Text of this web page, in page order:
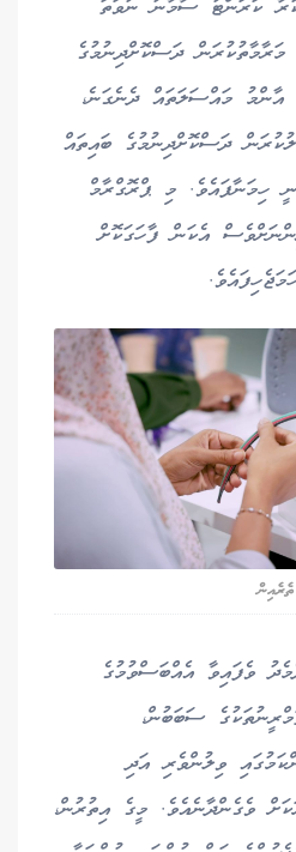
ކަރަންޓު ސާމާނު ނުވަތަ
ދަސްކޮށްދިނުމުގެ
މައްސަލަތައް ދެނެގަނެ،
ދަސްކޮށްދިނުމުގެ ބައިތައް
ހިމަނާފައެވެ. މި ޕްރޮގްރާމް
އެކަން ފާހަގަކޮށް
ވެފައިވާ އެއްބަސްވުމުގެ
ސަބަބުން،
ވިލުންވެރި އަދި
ވެގެންދާނެއެވެ. މީގެ އިތުރުން،